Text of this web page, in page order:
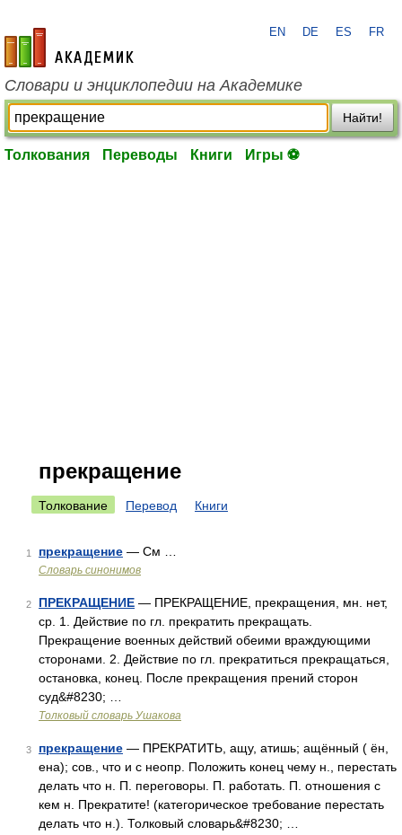
academic.ru
EN DE ES FR
Словари и энциклопедии на Академике
Найти!
Толкования Переводы Книги Игры ⚽
прекращение
Толкование Перевод Книги
1 прекращение — См …
Словарь синонимов
2 ПРЕКРАЩЕНИЕ — ПРЕКРАЩЕНИЕ, прекращения, мн. нет,
ср. 1. Действие по гл. прекратить прекращать.
Прекращение военных действий обеими враждующими
сторонами. 2. Действие по гл. прекратиться прекращаться,
остановка, конец. После прекращения прений сторон
суд&#8230; …
Толковый словарь Ушакова
3 прекращение — ПРЕКРАТИТЬ, ащу, атишь; ащённый ( ён,
ена); сов., что и с неопр. Положить конец чему н., перестать
делать что н. П. переговоры. П. работать. П. отношения с
кем н. Прекратите! (категорическое требование перестать
делать что н.). Толковый словарь&#8230; …